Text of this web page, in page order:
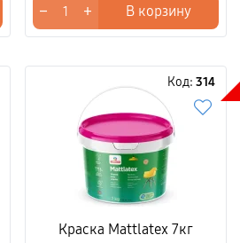
− + В корзину
Код: 314
Краска Mattlatex 7кг